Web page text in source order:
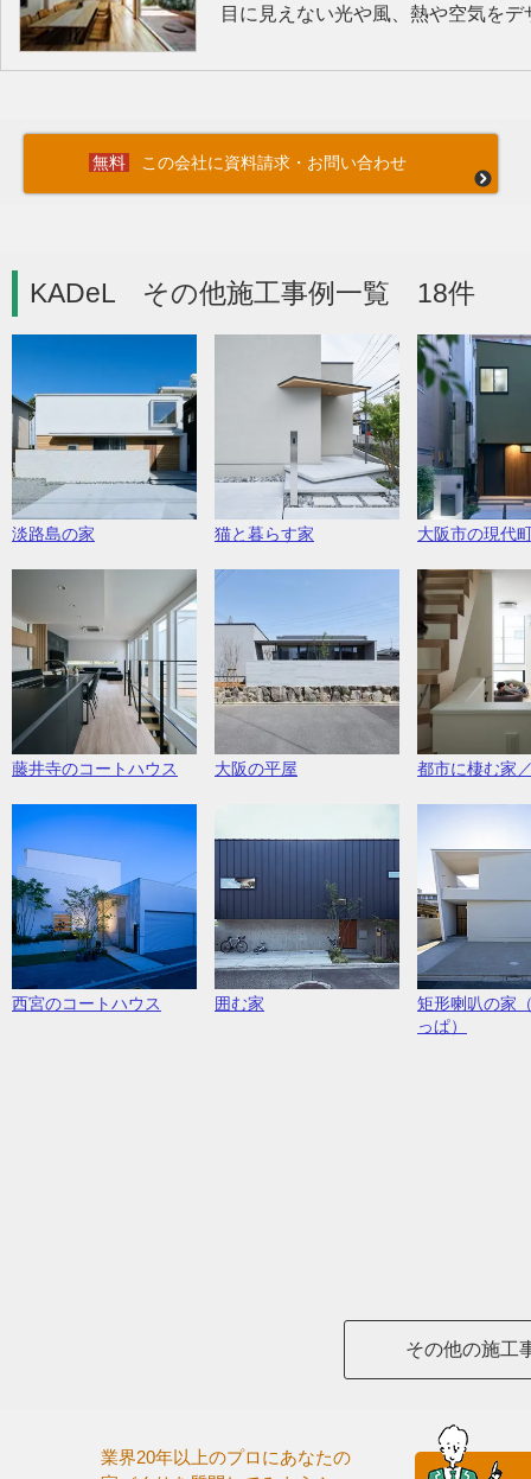
目に見えない光や風、熱や空気を
この会社に資料請求・お問い合わせ
KADeL その他施工事例一覧 18件
淡路島の家 猫と暮らす家 大阪市の現代
藤井寺のコートハウス 大阪の平屋 都市に棲む家
西宮のコートハウス 囲む家
矩形喇叭の家
っぱ）
その他の施工
業界20年以上のプロにあなたの